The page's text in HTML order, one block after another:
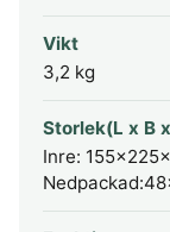
Vikt
3,2 kg
Storlek(L x B
Inre: